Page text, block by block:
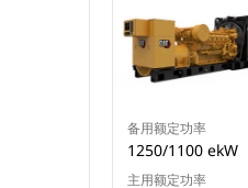
备用额定功率
1250/1100 ekW
主用额定功率